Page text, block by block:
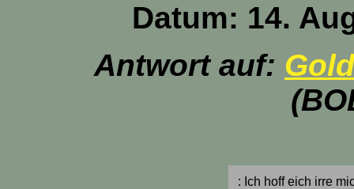
Datum: 14.
Antwort auf:
: Ich hoff eich irre